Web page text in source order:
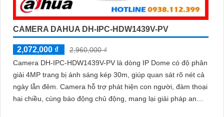
CAMERA DAHUA DH-IPC-HDW1439V-PV
2,072,000 ₫
2,960,000 ₫
Camera DH-IPC-HDW1439V-PV là dòng IP Dome có độ phân
giải 4MP trang bị ánh sáng kép 30m, giúp quan sát rõ nét cả
ngày lẫn đêm. Camera hỗ trợ phát hiện con người, đàm thoại
hai chiều, cùng báo động chủ động, mang lại giải pháp an